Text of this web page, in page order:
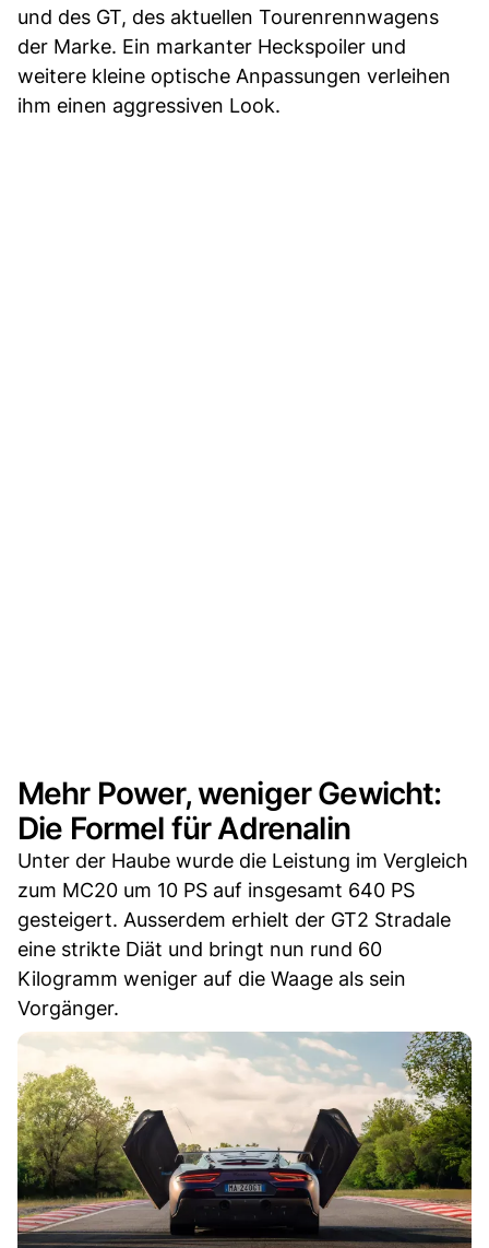
und des GT, des aktuellen Tourenrennwagens
der Marke. Ein markanter Heckspoiler und
weitere kleine optische Anpassungen verleihen
ihm einen aggressiven Look.
Mehr Power, weniger Gewicht:
Die Formel für Adrenalin
Unter der Haube wurde die Leistung im Vergleich
zum MC20 um 10 PS auf insgesamt 640 PS
gesteigert. Ausserdem erhielt der GT2 Stradale
eine strikte Diät und bringt nun rund 60
Kilogramm weniger auf die Waage als sein
Vorgänger.